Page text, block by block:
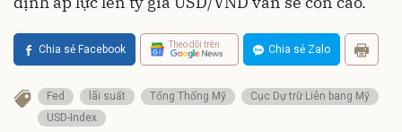
Chia sẻ Facebook Theo dõi trên Chia sẻ Zalo
Fed lãi suất Tổng Thống Mỹ
Cục Dự trữ Liên bang Mỹ
USD-Index